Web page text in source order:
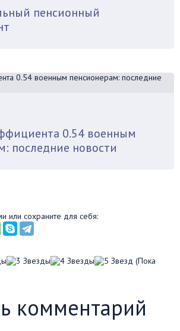
пенсионный
0.54 военным
последние новости
или сохраните для себя:
(Пока
комментарий